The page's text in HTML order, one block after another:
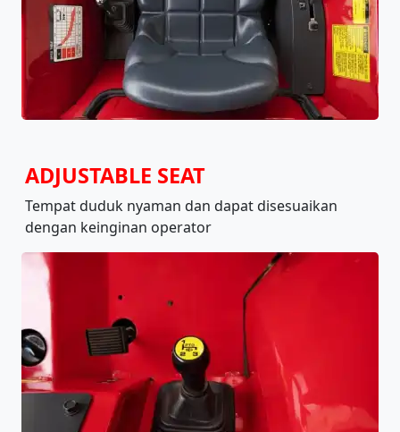
ADJUSTABLE SEAT
Tempat duduk nyaman dan dapat disesuaikan
dengan keinginan operator